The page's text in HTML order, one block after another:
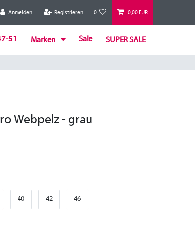
Anmelden Registrieren 0 0,00 EUR
51 Marken Sale SUPER SALE
Webpelz - grau
40 42 46